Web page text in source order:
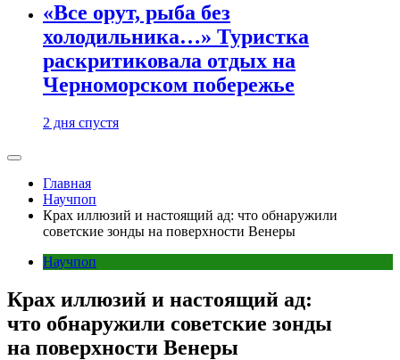
«Все орут, рыба без
холодильника…» Туристка
раскритиковала отдых на
Черноморском побережье
2 дня спустя
Главная
Научпоп
Крах иллюзий и настоящий ад: что обнаружили
советские зонды на поверхности Венеры
Научпоп
Крах иллюзий и настоящий ад:
что обнаружили советские зонды
на поверхности Венеры